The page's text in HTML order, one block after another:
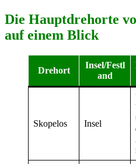
Die Hauptdrehorte
auf einem Blick
Drehort
Insel/Festl
and
Skopelos Insel